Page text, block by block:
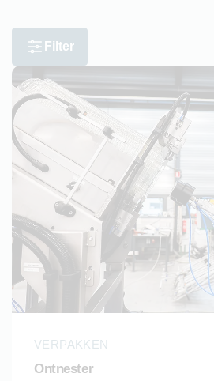
Filter
VERPAKKEN
Ontnester